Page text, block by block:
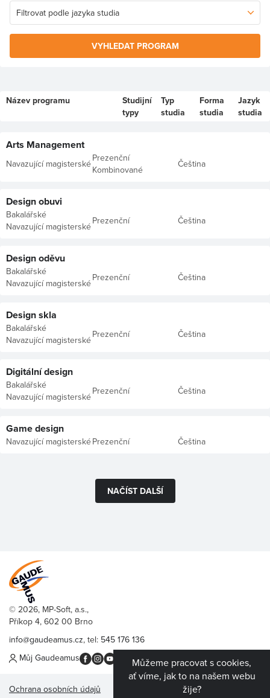
Můžeme pracovat s cookies,
ať víme, jak to na našem webu
žije?
VYHLEDAT PROGRAM
Název programu
Studijní
typy
Typ
studia
Forma
studia
Jazyk
studia
Arts Management
Navazující magisterskéPrezenční
Kombinované
Čeština
Design obuvi
Bakalářské
Navazující magisterskéPrezenční Čeština
Design oděvu
Bakalářské
Navazující magisterskéPrezenční Čeština
Design skla
Bakalářské
Navazující magisterskéPrezenční Čeština
Digitální design
Bakalářské
Navazující magisterskéPrezenční Čeština
Game design
Navazující magisterskéPrezenční Čeština
NAČÍST DALŠÍ
© 2026, MP-Soft, a.s.,
Příkop 4, 602 00 Brno
info@gaudeamus.cz, tel: 545 176 136
Můj Gaudeamus
Ochrana osobních údajů